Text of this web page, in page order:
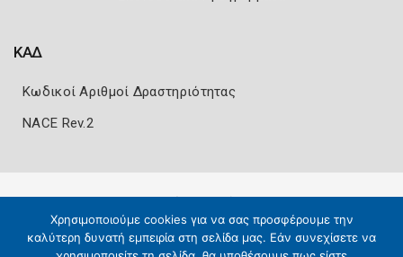
ΚΑΔ
Κωδικοί Αριθμοί Δραστηριότητας
NACE Rev.2
Χρησιμοποιούμε cookies για να σας προσφέρουμε την
καλύτερη δυνατή εμπειρία στη σελίδα μας. Εάν συνεχίσετε να
Copyright 2026 Knowledge A.E.